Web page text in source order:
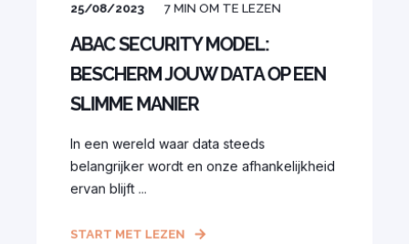
25/08/2023 7MIN OM TE LEZEN
ABAC SECURITY MODEL:
BESCHERM JOUW DATA OP EEN
SLIMME MANIER
In een wereld waar data steeds
belangrijker wordt en onze afhankelijkheid
ervan blijft ...
START MET LEZEN